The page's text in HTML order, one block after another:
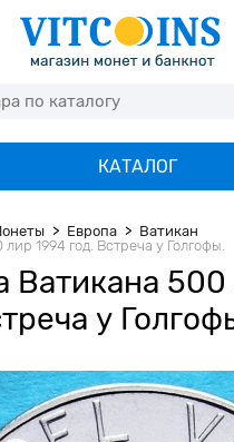
КАТАЛОГ
Европа
Ватикан
1994 год. Встреча у Голгофы.
Ватикана 500
у